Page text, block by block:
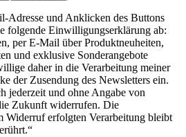
Adresse und Anklicken des Buttons
folgende Einwilligungserklärung ab:
per E-Mail über Produktneuheiten,
und exklusive Sonderangebote
daher in die Verarbeitung meiner
der Zusendung des Newsletters ein.
jederzeit und ohne Angabe von
Zukunft widerrufen. Die
Widerruf erfolgten Verarbeitung bleibt